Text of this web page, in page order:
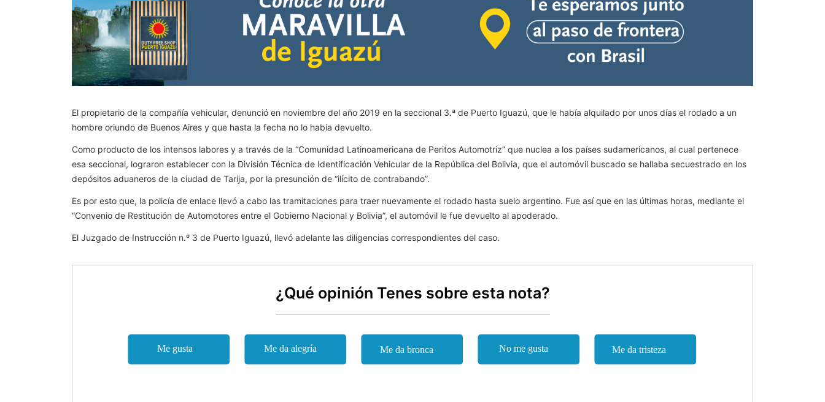
El propietario de la compañía vehicular, denunció en noviembre del año 2019 en la seccional 3.ª de Puerto Iguazú, que le había alquilado por unos días el rodado a un
hombre oriundo de Buenos Aires y que hasta la fecha no lo había devuelto.
Como producto de los intensos labores y a través de la “Comunidad Latinoamericana de Peritos Automotriz” que nuclea a los países sudamericanos, al cual pertenece
esa seccional, lograron establecer con la División Técnica de Identificación Vehicular de la República del Bolivia, que el automóvil buscado se hallaba secuestrado en los
depósitos aduaneros de la ciudad de Tarija, por la presunción de “ilícito de contrabando”.
Es por esto que, la policía de enlace llevó a cabo las tramitaciones para traer nuevamente el rodado hasta suelo argentino. Fue así que en las últimas horas, mediante el
“Convenio de Restitución de Automotores entre el Gobierno Nacional y Bolivia”, el automóvil le fue devuelto al apoderado.
El Juzgado de Instrucción n.º 3 de Puerto Iguazú, llevó adelante las diligencias correspondientes del caso.
¿Qué opinión Tenes sobre esta nota?